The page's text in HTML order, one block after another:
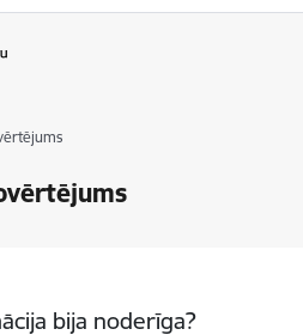
bija noderīga?